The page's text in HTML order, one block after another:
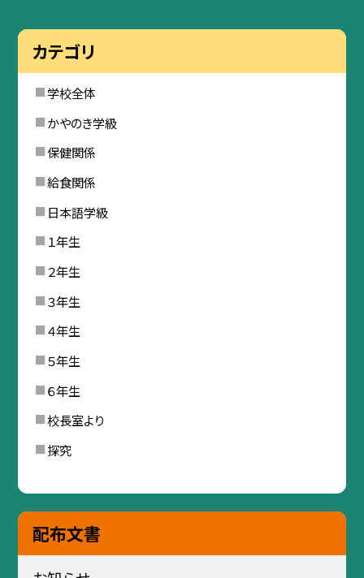
カテゴリ
学校全体
かやのき学級
保健関係
給食関係
日本語学級
１年生
２年生
３年生
４年生
５年生
６年生
校長室より
探究
配布文書